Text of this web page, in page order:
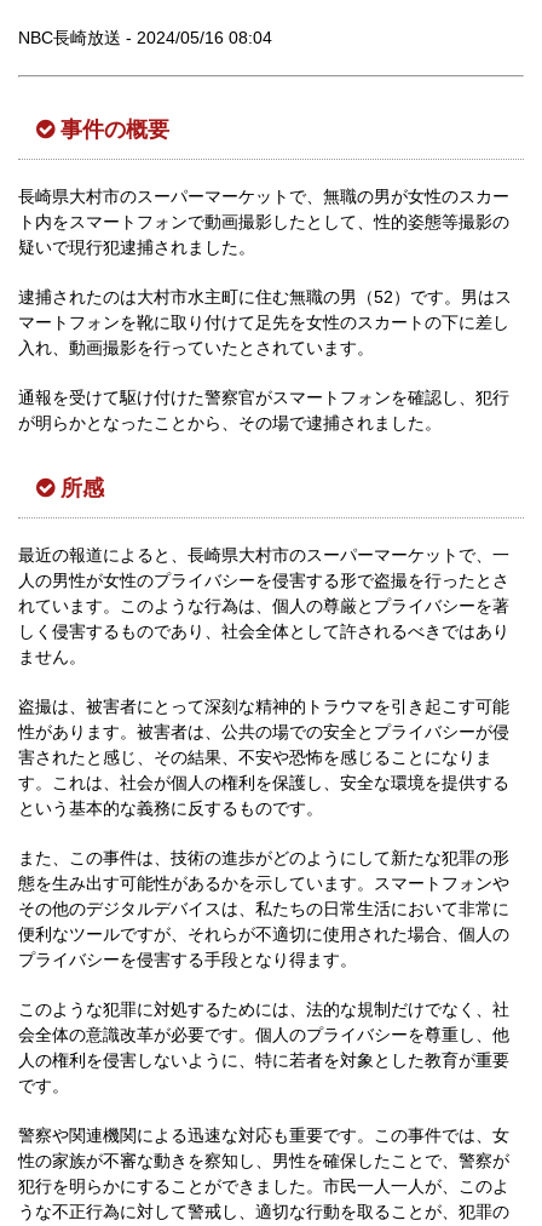
NBC長崎放送 - 2024/05/16 08:04
事件の概要
長崎県大村市のスーパーマーケットで、無職の男が女性のスカー
ト内をスマートフォンで動画撮影したとして、性的姿態等撮影の
疑いで現行犯逮捕されました。
逮捕されたのは大村市水主町に住む無職の男（52）です。男はス
マートフォンを靴に取り付けて足先を女性のスカートの下に差し
入れ、動画撮影を行っていたとされています。
通報を受けて駆け付けた警察官がスマートフォンを確認し、犯行
が明らかとなったことから、その場で逮捕されました。
所感
最近の報道によると、長崎県大村市のスーパーマーケットで、一
人の男性が女性のプライバシーを侵害する形で盗撮を行ったとさ
れています。このような行為は、個人の尊厳とプライバシーを著
しく侵害するものであり、社会全体として許されるべきではあり
ません。
盗撮は、被害者にとって深刻な精神的トラウマを引き起こす可能
性があります。被害者は、公共の場での安全とプライバシーが侵
害されたと感じ、その結果、不安や恐怖を感じることになりま
す。これは、社会が個人の権利を保護し、安全な環境を提供する
という基本的な義務に反するものです。
また、この事件は、技術の進歩がどのようにして新たな犯罪の形
態を生み出す可能性があるかを示しています。スマートフォンや
その他のデジタルデバイスは、私たちの日常生活において非常に
便利なツールですが、それらが不適切に使用された場合、個人の
プライバシーを侵害する手段となり得ます。
このような犯罪に対処するためには、法的な規制だけでなく、社
会全体の意識改革が必要です。個人のプライバシーを尊重し、他
人の権利を侵害しないように、特に若者を対象とした教育が重要
です。
警察や関連機関による迅速な対応も重要です。この事件では、女
性の家族が不審な動きを察知し、男性を確保したことで、警察が
犯行を明らかにすることができました。市民一人一人が、このよ
うな不正行為に対して警戒し、適切な行動を取ることが、犯罪の